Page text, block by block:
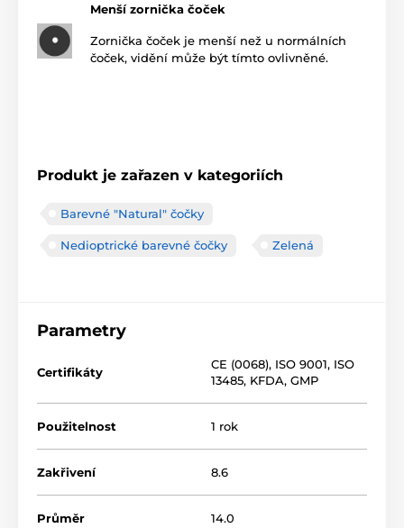
Menší zornička čoček
Zornička čoček je menší než u normálních
čoček, vidění může být tímto ovlivněné.
Produkt je zařazen v kategoriích
Barevné "Natural" čočky
Nedioptrické barevné čočky Zelená
Parametry
Certifikáty
CE (0068), ISO 9001, ISO
13485, KFDA, GMP
Použitelnost 1 rok
Zakřivení 8.6
Průměr 14.0